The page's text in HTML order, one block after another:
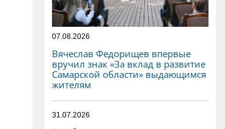
07.08.2026
Вячеслав Федорищев впервые
вручил знак «За вклад в развитие
Самарской области» выдающимся
жителям
31.07.2026